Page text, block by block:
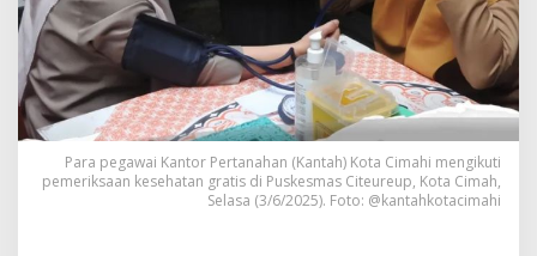
n
g
a
n
B
a
d
a
Para pegawai Kantor Pertanahan (Kantah) Kota Cimahi mengikuti
pemeriksaan kesehatan gratis di Puskesmas Citeureup, Kota Cimah,
Selasa (3/6/2025). Foto: @kantahkotacimahi